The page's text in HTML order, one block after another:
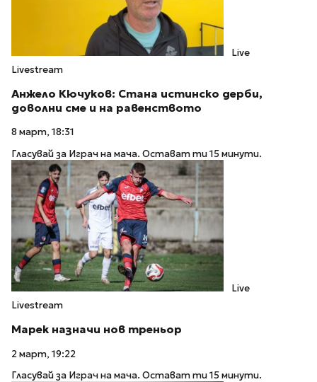
Live
Livestream
Анжело Кючуков: Стана истинско дерби,
доволни сме и на равенството
8 март, 18:31
Гласувай за Играч на мача. Остават ти 15 минути.
Live
Livestream
Марек назначи нов треньор
2 март, 19:22
Гласувай за Играч на мача. Остават ти 15 минути.